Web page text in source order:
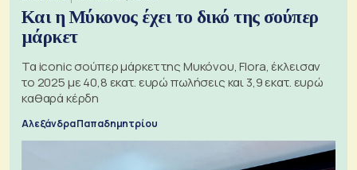
Και η Μύκονος έχει το δικό της σούπερ
μάρκετ
Τα iconic σούπερ μάρκετ της Μυκόνου, Flora, έκλεισαν
το 2025 με 40,8 εκατ. ευρώ πωλήσεις και 3,9 εκατ. ευρώ
καθαρά κέρδη
Αλεξάνδρα Παπαδημητρίου